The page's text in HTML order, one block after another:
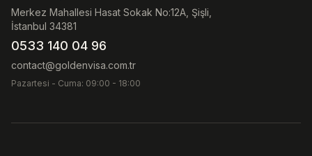
Merkez Mahallesi Hasat Sokak No:12A, Şişli,
İstanbul 34381
0533 140 04 96
contact@goldenvisa.com.tr
Pazartesi - Cuma: 09:00 - 18:00